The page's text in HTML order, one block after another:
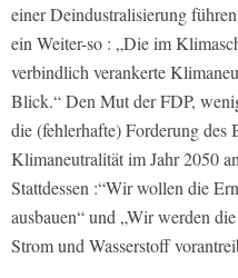
einer Deindustralisierung
ein Weiter-so : „Die im
verbindlich verankerte
Blick.“ Den Mut der FDP,
die (fehlerhafte) Forderung des
Klimaneutralität im Jahr 2050
Stattdessen :“Wir wollen die
ausbauen“ und „Wir werden
Strom und Wasserstoff